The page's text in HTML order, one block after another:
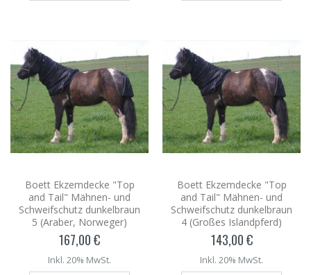
Boett Ekzemdecke "Top
and Tail" Mähnen- und
Schweifschutz dunkelbraun
5 (Araber, Norweger)
167,00 €
Inkl. 20% MwSt.
Boett Ekzemdecke "Top
and Tail" Mähnen- und
Schweifschutz dunkelbraun
4 (Großes Islandpferd)
143,00 €
Inkl. 20% MwSt.